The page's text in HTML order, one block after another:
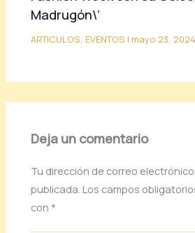
Madrugón\’
ARTICULOS, EVENTOS | mayo 23, 2024
Deja un comentario
Tu dirección de correo
publicada. Los campos
con *